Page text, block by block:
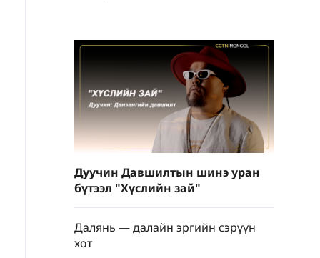
Дуучин Давшилтын шинэ уран
бүтээл "Хүслийн зай"
Далянь — далайн эргийн сэрүүн
хот